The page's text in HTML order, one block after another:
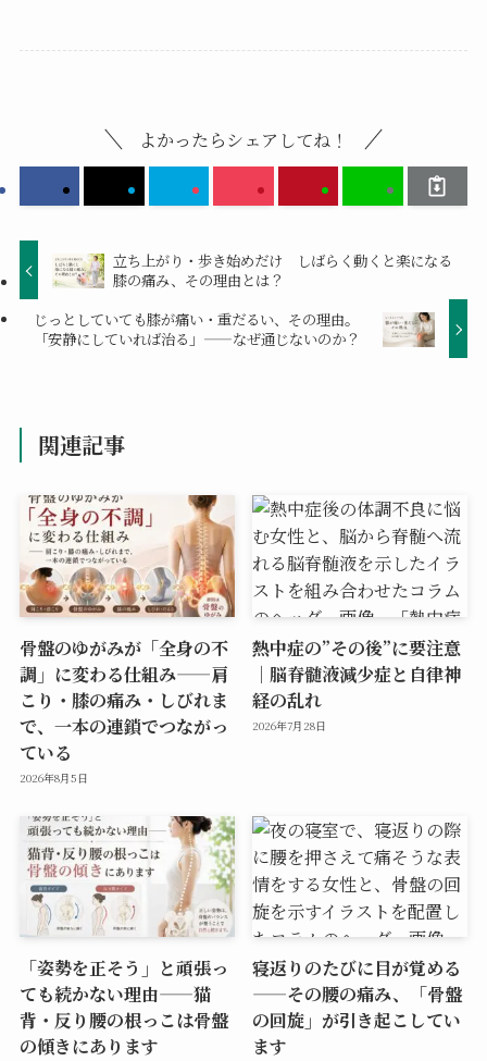
よかったらシェアしてね！
立ち上がり・歩き始めだけ しばらく動くと楽になる
膝の痛み、その理由とは？
じっとしていても膝が痛い・重だるい、その理由。
「安静にしていれば治る」——なぜ通じないのか？
関連記事
骨盤のゆがみが「全身の不
調」に変わる仕組み——肩
こり・膝の痛み・しびれま
で、一本の連鎖でつながっ
ている
2026年8月5日
熱中症の”その後”に要注意
｜脳脊髄液減少症と自律神
経の乱れ
2026年7月28日
「姿勢を正そう」と頑張っ
ても続かない理由——猫
背・反り腰の根っこは骨盤
の傾きにあります
寝返りのたびに目が覚める
——その腰の痛み、「骨盤
の回旋」が引き起こしてい
ます